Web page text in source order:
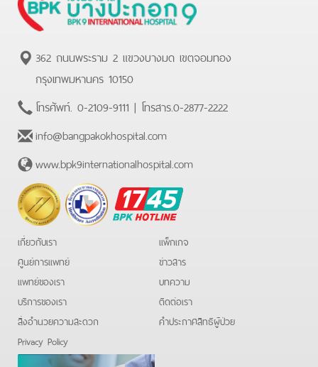
362 ถนนพระราม 2 แขวงบางมด เขตจอมทอง
กรุงเทพมหานคร 10150
โทรศัพท์. 0-2109-9111 | โทรสาร.0-2877-2222
info@bangpakokhospital.com
www.bpk9internationalhospital.com
BPK
Hotline
เกี่ยวกับเรา
ศูนย์การแพทย์
แพทย์ของเรา
บริการของเรา
สิ่งอำนวยความสะดวก
Privacy Policy
แพ็กเกจ
ข่าวสาร
บทความ
ติดต่อเรา
คําประกาศสิทธิผู้ป่วย